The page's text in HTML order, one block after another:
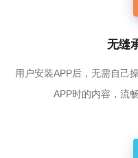
无缝
用户安装APP后，无需自己
APP时的内容，流